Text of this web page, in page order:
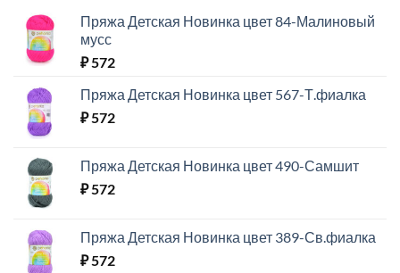
Пряжа Детская Новинка цвет 84-Малиновый
мусс
₽572
Пряжа Детская Новинка цвет 567-Т.фиалка
₽572
Пряжа Детская Новинка цвет 490-Самшит
₽572
Пряжа Детская Новинка цвет 389-Св.фиалка
₽572